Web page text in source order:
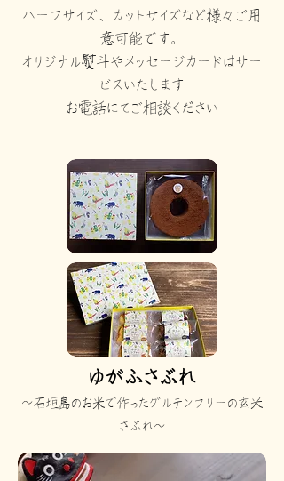
ハーフサイズ、カットサイズなど様々ご用
意可能です。
オリジナル熨斗やメッセージカードはサー
ビスいたします
お電話にてご相談ください
​ゆがふさぶれ
～石垣島のお米で作ったグルテンフリーの玄米
さぶれ～